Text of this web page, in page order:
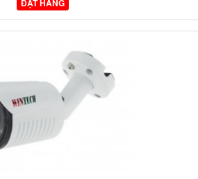
ĐẶT HÀNG